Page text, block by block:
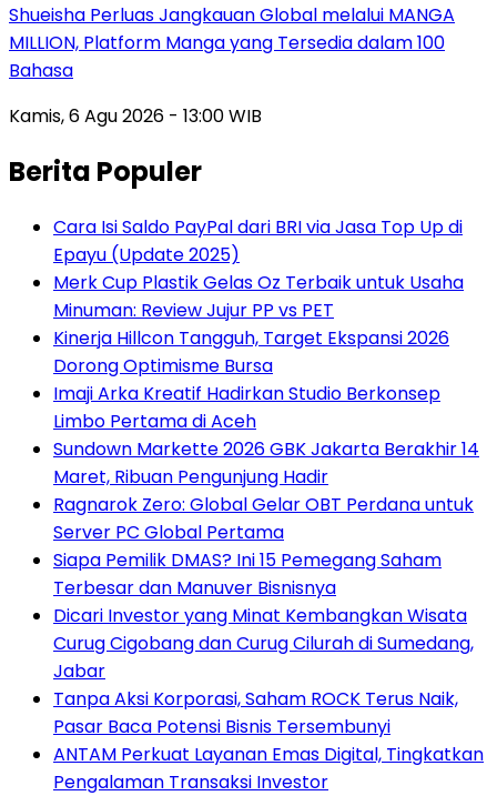
Shueisha Perluas Jangkauan Global melalui MANGA
MILLION, Platform Manga yang Tersedia dalam 100
Bahasa
Kamis, 6 Agu 2026 - 13:00 WIB
Berita Populer
Cara Isi Saldo PayPal dari BRI via Jasa Top Up di
Epayu (Update 2025)
Merk Cup Plastik Gelas Oz Terbaik untuk Usaha
Minuman: Review Jujur PP vs PET
Kinerja Hillcon Tangguh, Target Ekspansi 2026
Dorong Optimisme Bursa
Imaji Arka Kreatif Hadirkan Studio Berkonsep
Limbo Pertama di Aceh
Sundown Markette 2026 GBK Jakarta Berakhir 14
Maret, Ribuan Pengunjung Hadir
Ragnarok Zero: Global Gelar OBT Perdana untuk
Server PC Global Pertama
Siapa Pemilik DMAS? Ini 15 Pemegang Saham
Terbesar dan Manuver Bisnisnya
Dicari Investor yang Minat Kembangkan Wisata
Curug Cigobang dan Curug Cilurah di Sumedang,
Jabar
Tanpa Aksi Korporasi, Saham ROCK Terus Naik,
Pasar Baca Potensi Bisnis Tersembunyi
ANTAM Perkuat Layanan Emas Digital, Tingkatkan
Pengalaman Transaksi Investor